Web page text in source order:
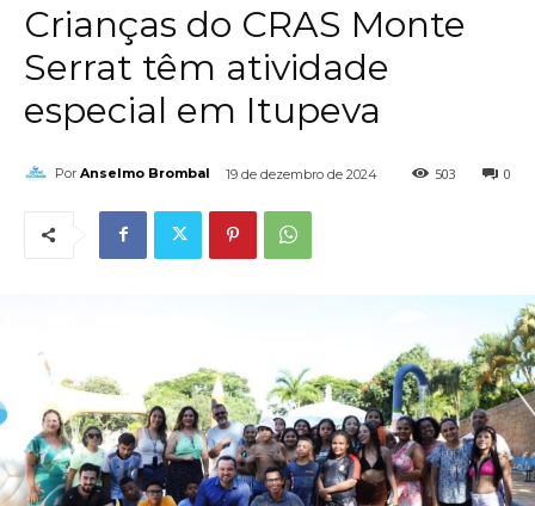
Crianças do CRAS Monte
Serrat têm atividade
especial em Itupeva
Por Anselmo Brombal 19 de dezembro de 2024 0
503